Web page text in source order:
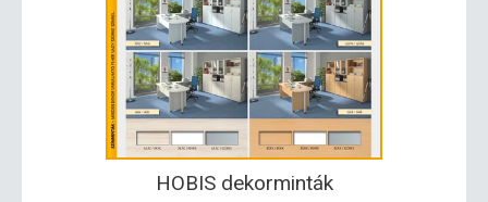
HOBIS dekorminták